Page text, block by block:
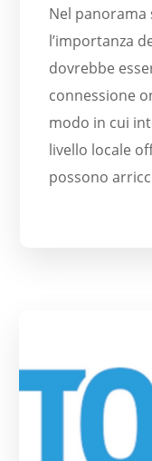
Nel panorama
l’importanza
dovrebbe
connessione
modo in cui
livello locale
possono